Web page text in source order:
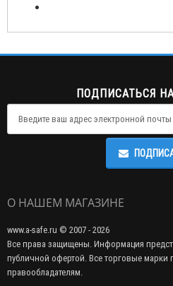
ПОДПИСАТЬСЯ
О НАШЕМ МАГАЗИНЕ
www.a-safe.ru © 2007 - 2026
Все права защищены. Информация
публичной офертой. Все торговые
правообладателям.